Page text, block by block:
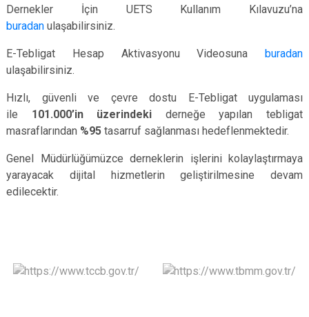
Dernekler İçin UETS Kullanım Kılavuzu’na
buradan ulaşabilirsiniz.
E-Tebligat Hesap Aktivasyonu Videosuna buradan
ulaşabilirsiniz.
Hızlı, güvenli ve çevre dostu E-Tebligat uygulaması
ile 101.000’in üzerindeki derneğe yapılan tebligat
masraflarından %95 tasarruf sağlanması hedeflenmektedir.
Genel Müdürlüğümüzce derneklerin işlerini kolaylaştırmaya
yarayacak dijital hizmetlerin geliştirilmesine devam
edilecektir.